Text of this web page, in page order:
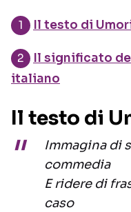
Il testo di
Il significato
italiano
Il testo di
Immagina di
commedia
E ridere di
caso